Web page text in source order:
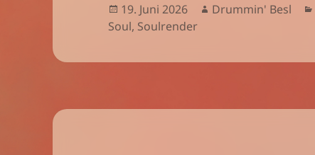
Veröffentlicht
am
19. Juni 2026 Autor
Drummin' Besl
Soul, Soulrender